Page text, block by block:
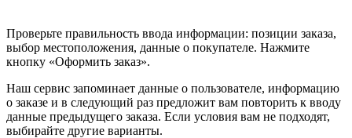
Проверьте правильность ввода информации: позиции заказа,
выбор местоположения, данные о покупателе. Нажмите
кнопку «Оформить заказ».
Наш сервис запоминает данные о пользователе, информацию
о заказе и в следующий раз предложит вам повторить к вводу
данные предыдущего заказа. Если условия вам не подходят,
выбирайте другие варианты.